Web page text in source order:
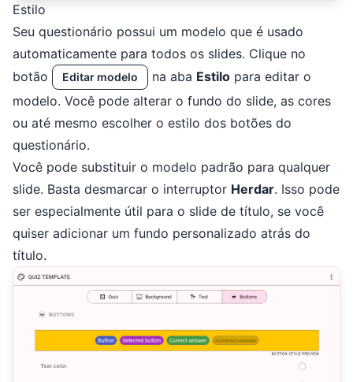
Estilo
Seu questionário possui um modelo que é usado
automaticamente para todos os slides. Clique no
botão
Editar modelo na aba Estilo para editar o
modelo. Você pode alterar o fundo do slide, as cores
ou até mesmo escolher o estilo dos botões do
questionário.
Você pode substituir o modelo padrão para qualquer
slide. Basta desmarcar o interruptor Herdar. Isso pode
ser especialmente útil para o slide de título, se você
quiser adicionar um fundo personalizado atrás do
título.